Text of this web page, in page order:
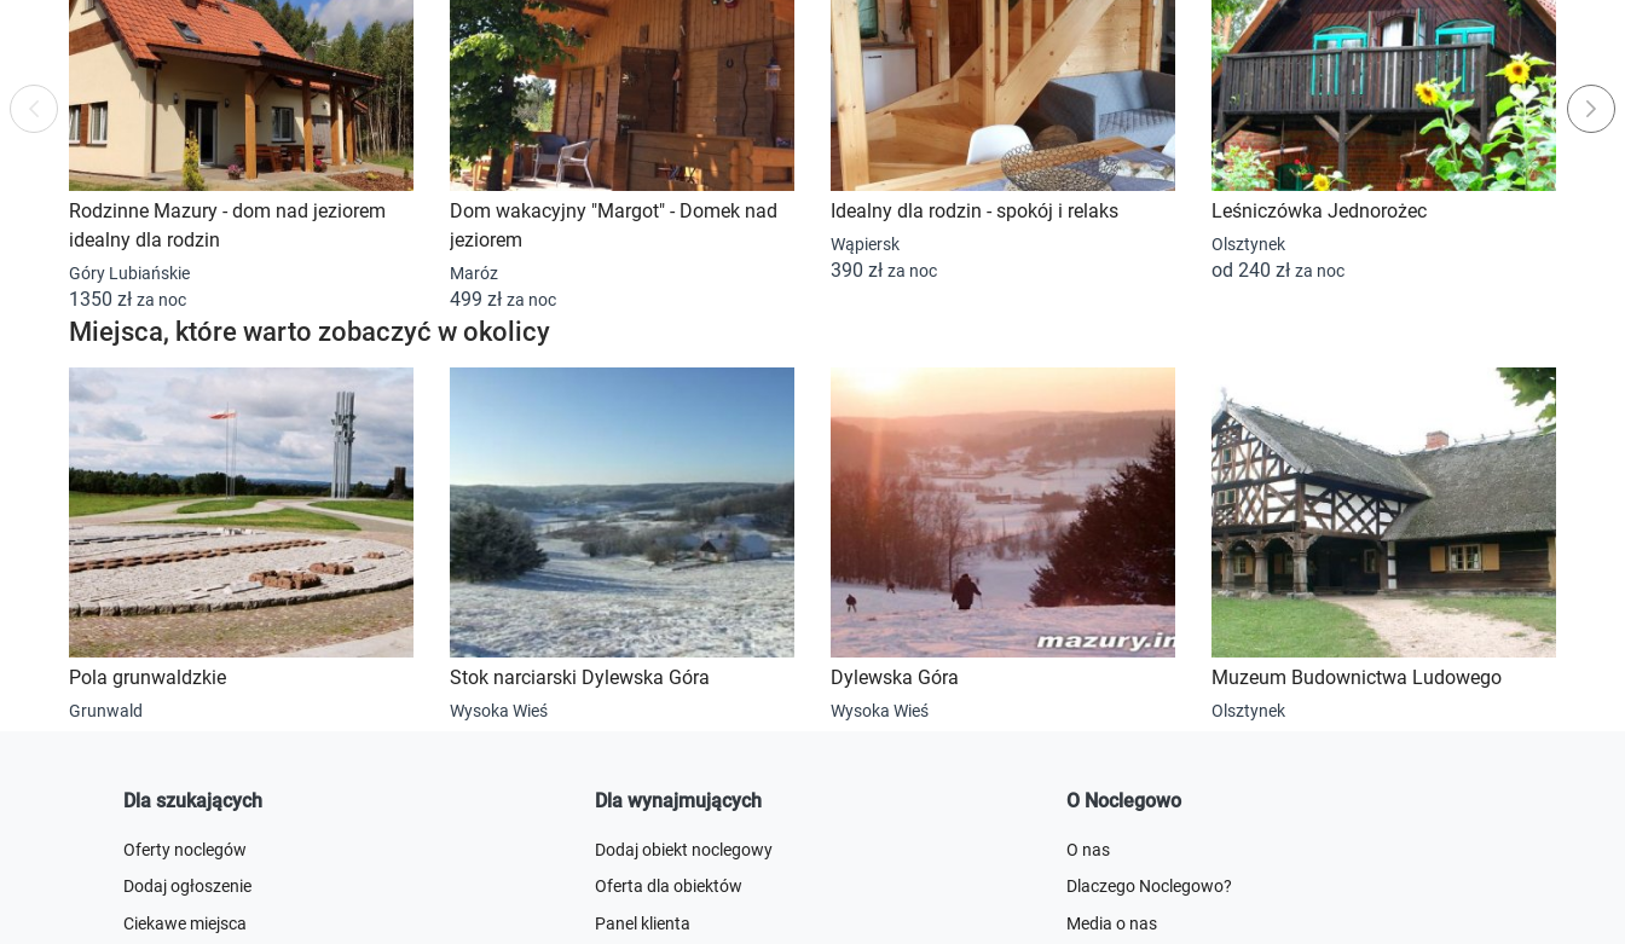
Previous
Rodzinne Mazury - dom nad jeziorem
idealny dla rodzin
Góry Lubiańskie
1350 zł za noc
Dom wakacyjny "Margot" - Domek nad
jeziorem
Maróz
499 zł za noc
Idealny dla rodzin - spokój i relaks
Wąpiersk
390 zł za noc
Leśniczówka Jednorożec
Olsztynek
od 240 zł za noc
Next
Miejsca, które warto zobaczyć w okolicy
Pola grunwaldzkie
Grunwald
Stok narciarski Dylewska Góra
Wysoka Wieś
Dylewska Góra
Wysoka Wieś
Muzeum Budownictwa Ludowego
Olsztynek
Dla szukających
Oferty noclegów
Dodaj ogłoszenie
Ciekawe miejsca
Dla wynajmujących
Dodaj obiekt noclegowy
Oferta dla obiektów
Panel klienta
O Noclegowo
O nas
Dlaczego Noclegowo?
Media o nas